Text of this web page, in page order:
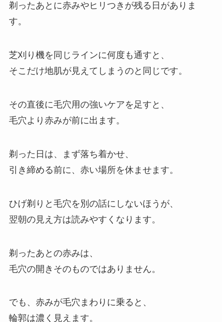
剃ったあとに赤みやヒリつきが残る日がありま
す。
芝刈り機を同じラインに何度も通すと、
そこだけ地肌が見えてしまうのと同じです。
その直後に毛穴用の強いケアを足すと、
毛穴より赤みが前に出ます。
剃った日は、まず落ち着かせ、
引き締める前に、赤い場所を休ませます。
ひげ剃りと毛穴を別の話にしないほうが、
翌朝の見え方は読みやすくなります。
剃ったあとの赤みは、
毛穴の開きそのものではありません。
でも、赤みが毛穴まわりに乗ると、
輪郭は濃く見えます。